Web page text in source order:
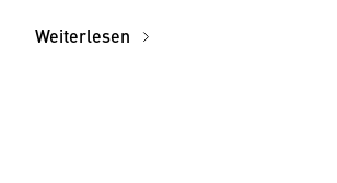
Weiterlesen